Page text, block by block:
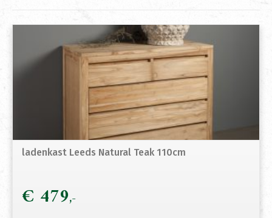
ladenkast Leeds Natural Teak 110cm
€ 479